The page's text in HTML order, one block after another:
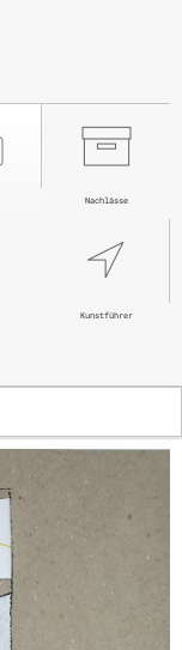
Nachlässe
Kunstführer